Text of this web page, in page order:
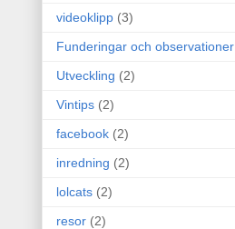
videoklipp (3)
Funderingar och observationer
Utveckling (2)
Vintips (2)
facebook (2)
inredning (2)
lolcats (2)
resor (2)